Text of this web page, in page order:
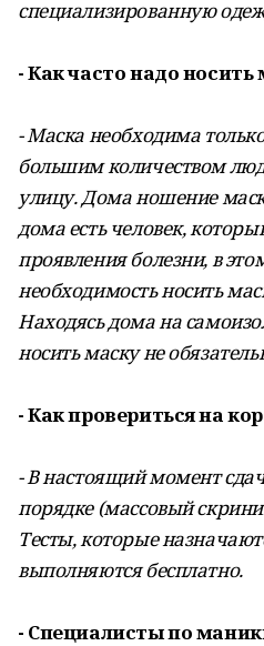
специализированную
- Как часто надо носить
- Маска необходима
большим количеством
улицу. Дома ношение
дома есть человек,
проявления болезни, в
необходимость носить
Находясь дома на
носить маску не
- Как провериться на
- В настоящий момент
порядке (массовый
Тесты, которые
выполняются бесплатно.
- Специалисты по